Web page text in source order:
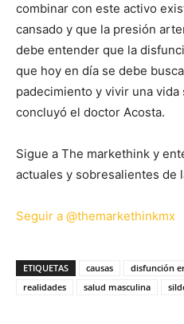
combinar con este activo
cansado y que la presión
debe entender que la
que hoy en día se debe
padecimiento y vivir una vida
concluyó el doctor Acosta.
Sigue a The markethink y
actuales y sobresalientes de
Seguir a @themarkethinkmx
ETIQUETAS causas disfunción
realidades
salud masculina